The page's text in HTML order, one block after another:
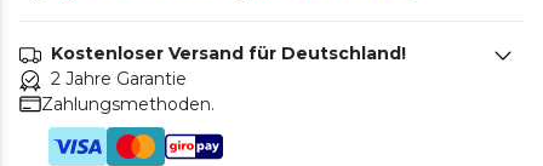
Kostenloser Versand für Deutschland!
2 Jahre Garantie
Zahlungsmethoden.